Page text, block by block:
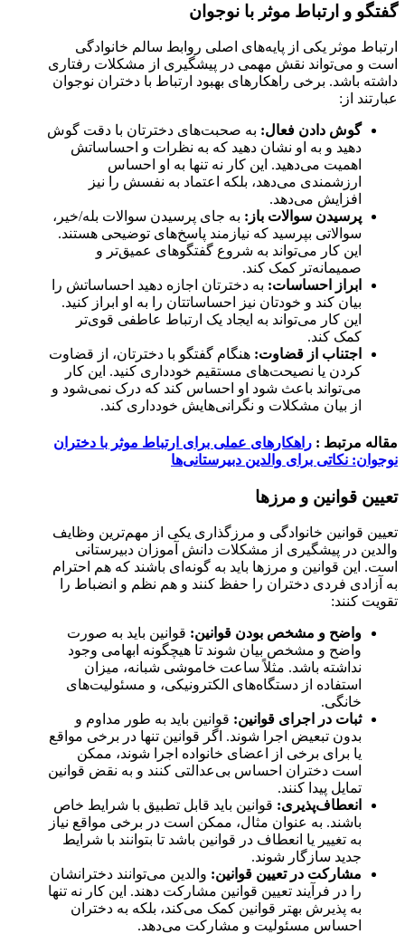
گفتگو و ارتباط موثر با نوجوان
ارتباط موثر یکی از پایه‌های اصلی روابط سالم خانوادگی
است و می‌تواند نقش مهمی در پیشگیری از مشکلات رفتاری
داشته باشد. برخی راهکارهای بهبود ارتباط با دختران نوجوان
عبارتند از:
گوش دادن فعال: به صحبت‌های دخترتان با دقت گوش
دهید و به او نشان دهید که به نظرات و احساساتش
اهمیت می‌دهید. این کار نه تنها به او احساس
ارزشمندی می‌دهد، بلکه اعتماد به نفسش را نیز
افزایش می‌دهد.
پرسیدن سوالات باز: به جای پرسیدن سوالات بله/خیر،
سوالاتی بپرسید که نیازمند پاسخ‌های توضیحی هستند.
این کار می‌تواند به شروع گفتگوهای عمیق‌تر و
صمیمانه‌تر کمک کند.
ابراز احساسات: به دخترتان اجازه دهید احساساتش را
بیان کند و خودتان نیز احساساتتان را به او ابراز کنید.
این کار می‌تواند به ایجاد یک ارتباط عاطفی قوی‌تر
کمک کند.
اجتناب از قضاوت: هنگام گفتگو با دخترتان، از قضاوت
کردن یا نصیحت‌های مستقیم خودداری کنید. این کار
می‌تواند باعث شود او احساس کند که درک نمی‌شود و
از بیان مشکلات و نگرانی‌هایش خودداری کند.
مقاله مرتبط : راهکارهای عملی برای ارتباط موثر با دختران
نوجوان: نکاتی برای والدین دبیرستانی‌ها
تعیین قوانین و مرزها
تعیین قوانین خانوادگی و مرزگذاری یکی از مهم‌ترین وظایف
والدین در پیشگیری از مشکلات دانش آموزان دبیرستانی
است. این قوانین و مرزها باید به گونه‌ای باشند که هم احترام
به آزادی فردی دختران را حفظ کنند و هم نظم و انضباط را
تقویت کنند:
واضح و مشخص بودن قوانین: قوانین باید به صورت
واضح و مشخص بیان شوند تا هیچگونه ابهامی وجود
نداشته باشد. مثلاً ساعت خاموشی شبانه، میزان
استفاده از دستگاه‌های الکترونیکی، و مسئولیت‌های
خانگی.
ثبات در اجرای قوانین: قوانین باید به طور مداوم و
بدون تبعیض اجرا شوند. اگر قوانین تنها در برخی مواقع
یا برای برخی از اعضای خانواده اجرا شوند، ممکن
است دختران احساس بی‌عدالتی کنند و به نقض قوانین
تمایل پیدا کنند.
انعطاف‌پذیری: قوانین باید قابل تطبیق با شرایط خاص
باشند. به عنوان مثال، ممکن است در برخی مواقع نیاز
به تغییر یا انعطاف در قوانین باشد تا بتوانند با شرایط
جدید سازگار شوند.
مشارکت در تعیین قوانین: والدین می‌توانند دخترانشان
را در فرآیند تعیین قوانین مشارکت دهند. این کار نه تنها
به پذیرش بهتر قوانین کمک می‌کند، بلکه به دختران
احساس مسئولیت و مشارکت می‌دهد.